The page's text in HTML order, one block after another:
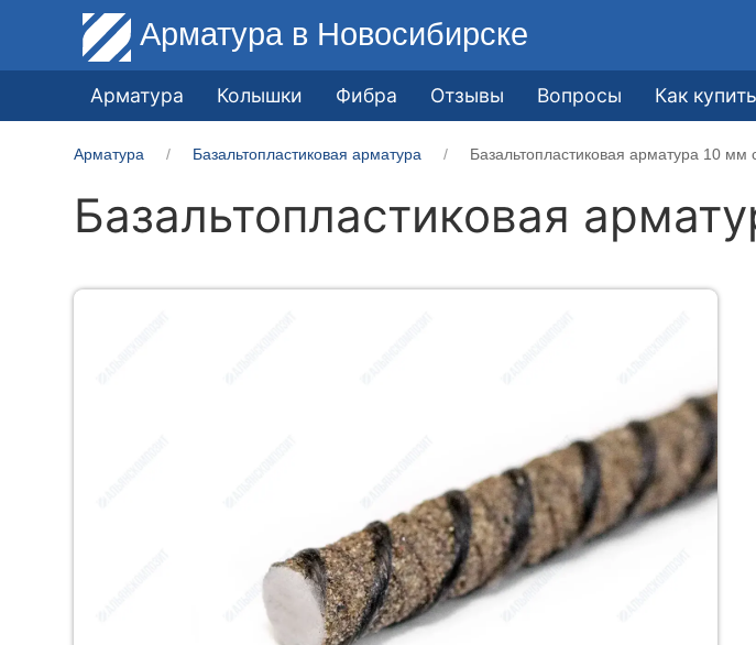
Арматура в Новосибирске
Арматура Колышки Фибра Отзывы Вопросы Как купить
Арматура Базальтопластиковая арматура Базальтопластиковая арматура 10
Базальтопластиковая